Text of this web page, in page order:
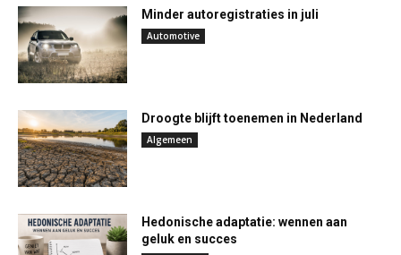
Minder autoregistraties in juli
Automotive
Droogte blijft toenemen in Nederland
Algemeen
Hedonische adaptatie: wennen aan
geluk en succes